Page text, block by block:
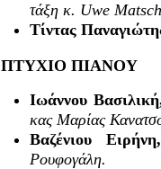
τάξη κ. Uwe
Τίντας
ΠΤΥΧΙΟ ΠΙΑΝΟΥ
Ιωάννου
κας Μαρίας
Βαζένιου
Ρουφογάλη.